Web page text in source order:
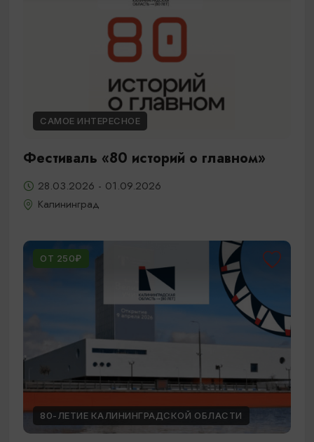
САМОЕ ИНТЕРЕСНОЕ
Фестиваль «80 историй о главном»
28.03.2026 - 01.09.2026
Калининград
ОТ 250₽
80-ЛЕТИЕ КАЛИНИНГРАДСКОЙ ОБЛАСТИ